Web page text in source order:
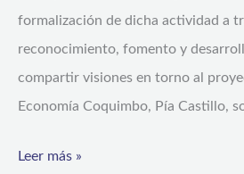
formalización de dicha actividad a
reconocimiento, fomento y
compartir visiones en torno al
Economía Coquimbo, Pía Castillo,
Leer más »